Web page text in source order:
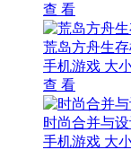
查 看
荒岛方舟生
手机游戏 大
查 看
时尚合并与
手机游戏 大